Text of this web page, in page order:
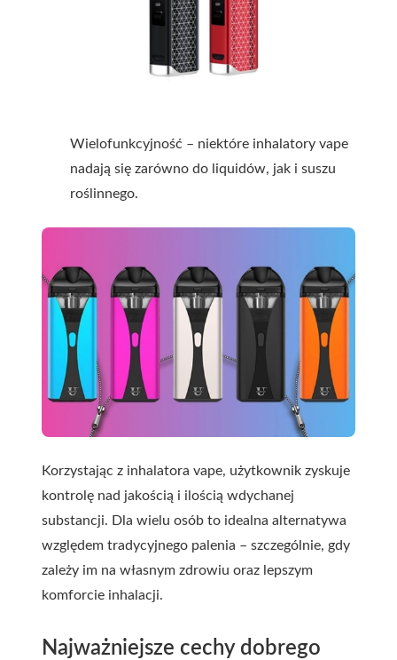
Wielofunkcyjność – niektóre inhalatory vape
nadają się zarówno do liquidów, jak i suszu
roślinnego.
Korzystając z inhalatora vape, użytkownik zyskuje
kontrolę nad jakością i ilością wdychanej
substancji. Dla wielu osób to idealna alternatywa
względem tradycyjnego palenia – szczególnie, gdy
zależy im na własnym zdrowiu oraz lepszym
komforcie inhalacji.
Najważniejsze cechy dobrego